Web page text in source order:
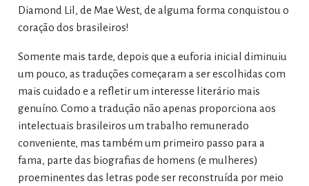
Diamond Lil, de Mae West, de alguma forma conquistou o
coração dos brasileiros!
Somente mais tarde, depois que a euforia inicial diminuiu
um pouco, as traduções começaram a ser escolhidas com
mais cuidado e a refletir um interesse literário mais
genuíno. Como a tradução não apenas proporciona aos
intelectuais brasileiros um trabalho remunerado
conveniente, mas também um primeiro passo para a
fama, parte das biografias de homens (e mulheres)
proeminentes das letras pode ser reconstruída por meio